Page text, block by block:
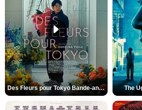
Des Fleurs pour Tokyo Bande-annonce VO STFR The